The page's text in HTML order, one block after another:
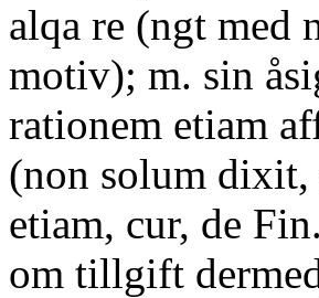
alqa re (ngt med
motiv); m. sin
rationem etiam
(non solum dixit,
etiam, cur, de
om tillgift